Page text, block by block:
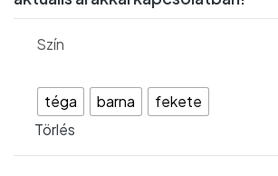
Szín
téga barna
fekete
Törlés